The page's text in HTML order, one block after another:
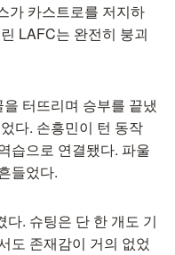
가 카스트로를 저지하
LAFC는 완전히 붕괴
터뜨리며 승부를 끝냈
다. 손흥민이 턴 동작
습으로 연결됐다. 파울
들었다.
. 슈팅은 단 한 개도 기
도 존재감이 거의 없었